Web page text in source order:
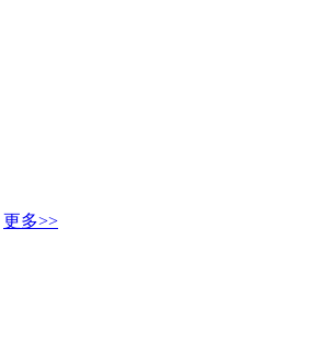
更多>>